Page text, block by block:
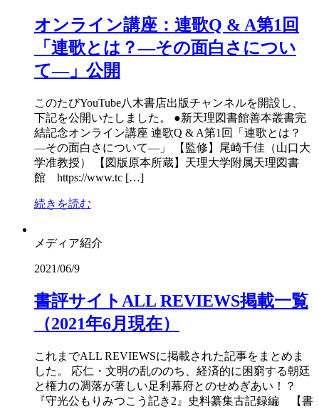
オンライン講座：連歌Q & A第1回
「連歌とは？―その面白さについ
て―」公開
このたびYouTube八木書店出版チャンネルを開設し、
下記を公開いたしました。 ●新天理図書館善本叢書完
結記念オンライン講座 連歌Q & A第1回「連歌とは？
―その面白さについて―」 【監修】尾崎千佳（山口大
学准教授） 【図版原本所蔵】天理大学附属天理図書
館 https://www.tc […]
続きを読む
メディア紹介
2021/06/9
書評サイトALL REVIEWS掲載一覧
（2021年6月現在）
これまでALL REVIEWSに掲載された記事をまとめま
した。 応仁・文明の乱ののち、経済的に困窮する朝廷
と権力の凋落が著しい足利幕府とのせめぎあい！？
『守光公もりみつこう記き2』史料纂集古記録編 【書